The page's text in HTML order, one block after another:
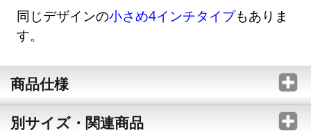
同じデザインの小さめ4インチタイプもありま
す。
商品仕様
別サイズ・関連商品